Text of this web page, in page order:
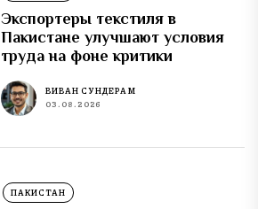
Экспортеры текстиля в
Пакистане улучшают условия
труда на фоне критики
ВИВАН СУНДЕРАМ
03.08.2026
ПАКИСТАН